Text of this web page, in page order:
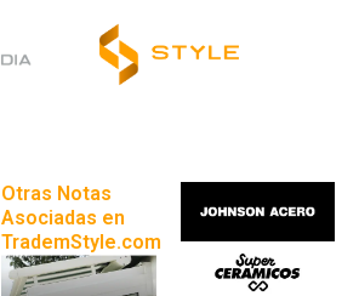
Otras Notas
Asociadas en
TrademStyle.com